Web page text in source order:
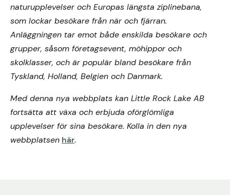
naturupplevelser och Europas längsta ziplinebana,
som lockar besökare från när och fjärran.
Anläggningen tar emot både enskilda besökare och
grupper, såsom företagsevent, möhippor och
skolklasser, och är populär bland besökare från
Tyskland, Holland, Belgien och Danmark.
Med denna nya webbplats kan Little Rock Lake AB
fortsätta att växa och erbjuda oförglömliga
upplevelser för sina besökare. Kolla in den nya
webbplatsen här.